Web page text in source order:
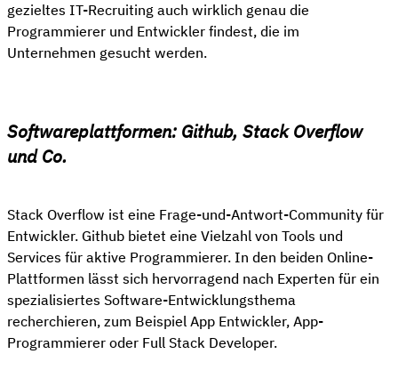
gezieltes IT-Recruiting auch wirklich genau die
Programmierer und Entwickler findest, die im
Unternehmen gesucht werden.
Softwareplattformen: Github, Stack Overflow
und Co.
Stack Overflow ist eine Frage-und-Antwort-Community für
Entwickler. Github bietet eine Vielzahl von Tools und
Services für aktive Programmierer. In den beiden Online-
Plattformen lässt sich hervorragend nach Experten für ein
spezialisiertes Software-Entwicklungsthema
recherchieren, zum Beispiel App Entwickler, App-
Programmierer oder Full Stack Developer.